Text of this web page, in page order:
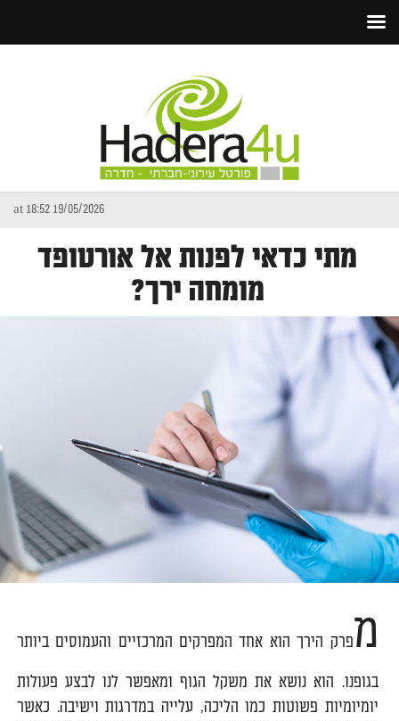
19/05/2026 at 18:52
מתי כדאי לפנות אל אורטופד
מומחה ירך?
מפרק הירך הוא אחד המפרקים המרכזיים והעמוסים ביותר
בגופנו. הוא נושא את משקל הגוף ומאפשר לנו לבצע פעולות
יומיומיות פשוטות כמו הליכה, עלייה במדרגות וישיבה. כאשר